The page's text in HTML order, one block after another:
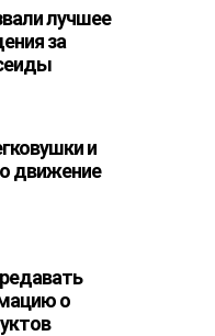
лучшее
за
и
движение
о